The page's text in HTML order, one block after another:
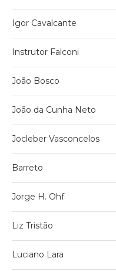
Igor Cavalcante
Instrutor Falconi
João Bosco
João da Cunha Neto
Jocleber Vasconcelos
Barreto
Jorge H. Ohf
Liz Tristão
Luciano Lara